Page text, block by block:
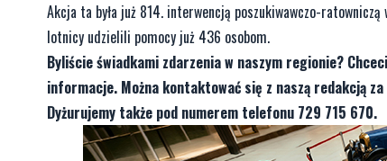
Akcja ta była już 814. interwencją poszukiwawczo-
lotnicy udzielili pomocy już 436 osobom.
Byliście świadkami zdarzenia w naszym regionie?
informacje. Można kontaktować się z naszą redakcją
Dyżurujemy także pod numerem telefonu 729 715 670.